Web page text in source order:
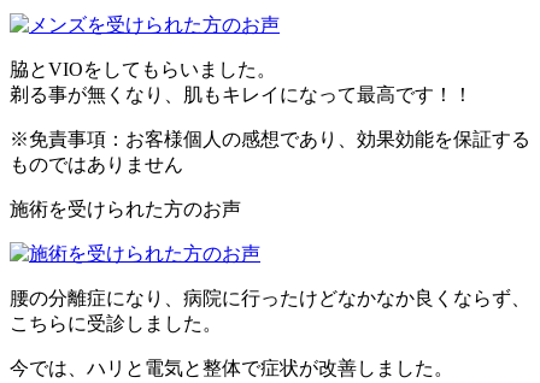
脇とVIOをしてもらいました。
剃る事が無くなり、肌もキレイになって最高です！！
※免責事項：お客様個人の感想であり、効果効能を保証する
ものではありません
施術を受けられた方のお声
腰の分離症になり、病院に行ったけどなかなか良くならず、
こちらに受診しました。
今では、ハリと電気と整体で症状が改善しました。